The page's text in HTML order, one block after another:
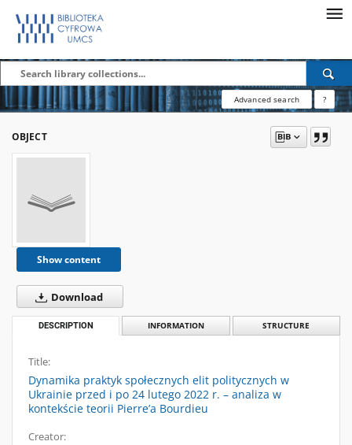
Advanced search ?
OBJECT
Show content
Download
DESCRIPTION INFORMATION STRUCTURE
Title:
Dynamika praktyk społecznych elit politycznych w
Ukrainie przed i po 24 lutego 2022 r. – analiza w
kontekście teorii Pierre’a Bourdieu
Creator: